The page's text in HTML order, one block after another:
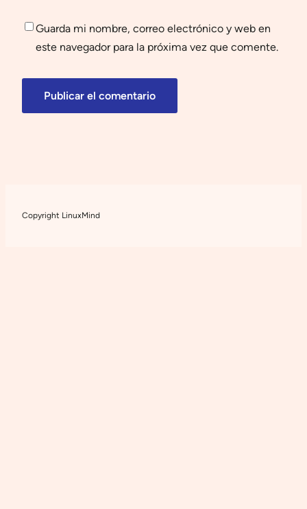
Guarda mi nombre, correo electrónico y web en
este navegador para la próxima vez que comente.
Copyright LinuxMind